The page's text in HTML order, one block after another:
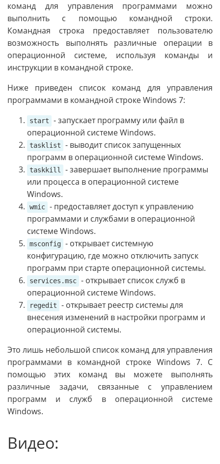
команд для управления программами можно
выполнить с помощью командной строки.
Командная строка предоставляет пользователю
возможность выполнять различные операции в
операционной системе, используя команды и
инструкции в командной строке.
Ниже приведен список команд для управления
программами в командной строке Windows 7:
start
- запускает программу или файл в
операционной системе Windows.
tasklist
- выводит список запущенных
программ в операционной системе Windows.
taskkill
- завершает выполнение программы
или процесса в операционной системе
Windows.
wmic - предоставляет доступ к управлению
программами и службами в операционной
системе Windows.
msconfig - открывает системную
конфигурацию, где можно отключить запуск
программ при старте операционной системы.
services.msc - открывает список служб в
операционной системе Windows.
regedit
- открывает реестр системы для
внесения изменений в настройки программ и
операционной системы.
Это лишь небольшой список команд для управления
программами в командной строке Windows 7. С
помощью этих команд вы можете выполнять
различные задачи, связанные с управлением
программ и служб в операционной системе
Windows.
Видео: